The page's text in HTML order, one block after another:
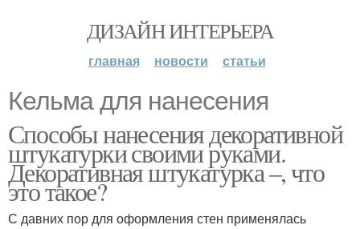
ДИЗАЙН ИНТЕРЬЕРА
главная новости статьи
Кельма для нанесения
Способы нанесения декоративной
штукатурки своими руками.
Декоративная штукатурка –, что
это такое?
С давних пор для оформления стен применялась